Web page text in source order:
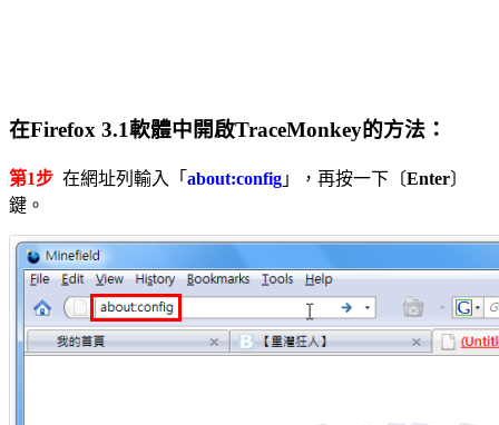
在Firefox 3.1軟體中開啟TraceMonkey的方法：
第1步 在網址列輸入「 about:config 」，再按一下〔Enter〕
鍵。